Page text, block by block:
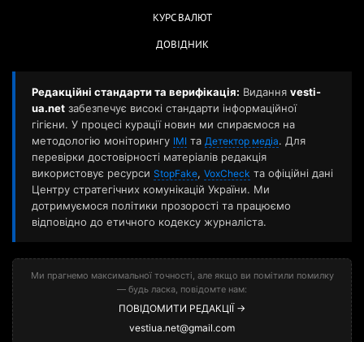
КУРС ВАЛЮТ
ДОВІДНИК
Редакційні стандарти та верифікація: Видання vesti-
ua.net забезпечує високі стандарти інформаційної
гігієни. У процесі курації новин ми спираємося на
методологію моніторингу ІМІ та Детектор медіа. Для
перевірки достовірності матеріалів редакція
використовує ресурси StopFake, VoxCheck та офіційні дані
Центру стратегічних комунікацій України. Ми
дотримуємося політики прозорості та працюємо
відповідно до етичного кодексу журналіста.
Ми прагнемо максимальної точності, але якщо ви помітили помилку
— будь ласка, повідомте нам:
ПОВІДОМИТИ РЕДАКЦІЇ →
vestiua.net@gmail.com